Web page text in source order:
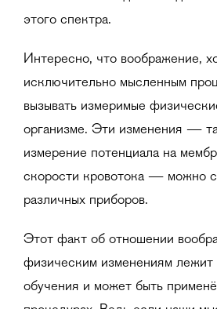
этого спектра.
Интересно, что воображение,
исключительно мысленным
вызывать измеримые
организме. Эти изменения —
измерение потенциала на
скорости кровотока — можно
различных приборов.
Этот факт об отношении
физическим изменениям лежит
обучения и может быть